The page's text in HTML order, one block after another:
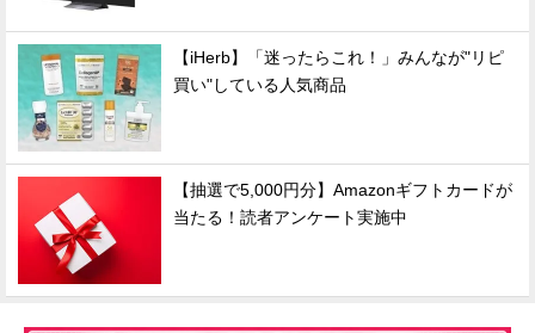
【iHerb】「迷ったらこれ！」みんなが"リピ
買い"している人気商品
【抽選で5,000円分】Amazonギフトカードが
当たる！読者アンケート実施中